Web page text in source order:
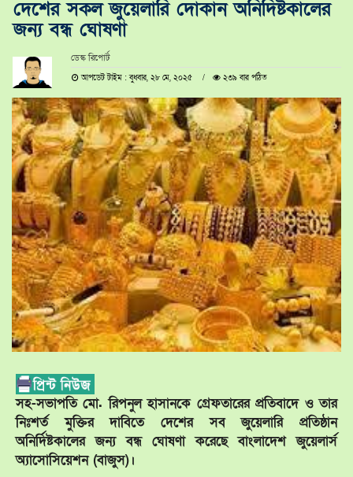
দেশের সকল জুয়েলারি দোকান অনির্দিষ্টকালের
জন্য বন্ধ ঘোষণা
ডেস্ক রিপোর্ট
আপডেট টাইম : বুধবার, ২৮ মে, ২০২৫ ২৩৯ বার পঠিত
সহ-সভাপতি মো. রিপনুল হাসানকে গ্রেফতারের প্রতিবাদে ও তার
নিঃশর্ত মুক্তির দাবিতে দেশের সব জুয়েলারি প্রতিষ্ঠান
অনির্দিষ্টকালের জন্য বন্ধ ঘোষণা করেছে বাংলাদেশ জুয়েলার্স
অ্যাসোসিয়েশন (বাজুস)।